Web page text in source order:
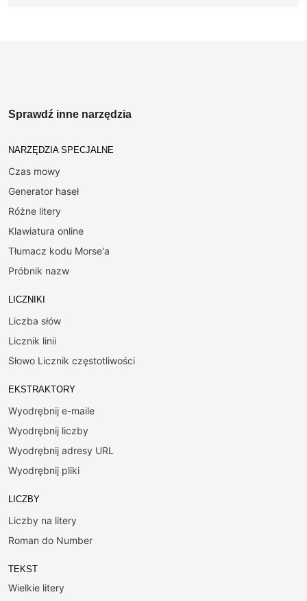
Sprawdź inne narzędzia
NARZĘDZIA SPECJALNE
Czas mowy
Generator haseł
Różne litery
Klawiatura online
Tłumacz kodu Morse'a
Próbnik nazw
LICZNIKI
Liczba słów
Licznik linii
Słowo Licznik częstotliwości
EKSTRAKTORY
Wyodrębnij e-maile
Wyodrębnij liczby
Wyodrębnij adresy URL
Wyodrębnij pliki
LICZBY
Liczby na litery
Roman do Number
TEKST
Wielkie litery